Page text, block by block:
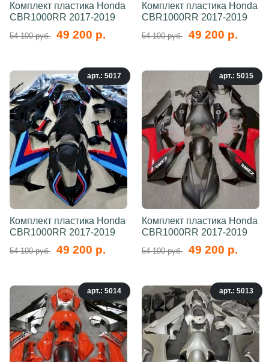
Комплект пластика Honda
CBR1000RR 2017-2019
54 100 руб. 49 200 р.
Комплект пластика Honda
CBR1000RR 2017-2019
54 100 руб. 49 200 р.
арт.: 5017
Комплект пластика Honda
CBR1000RR 2017-2019
54 100 руб. 49 200 р.
арт.: 5015
Комплект пластика Honda
CBR1000RR 2017-2019
54 100 руб. 49 200 р.
арт.: 5014 арт.: 5013